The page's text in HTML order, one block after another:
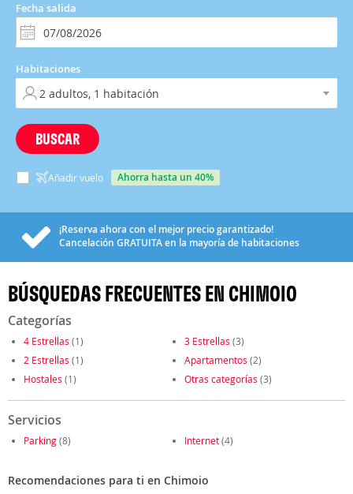
Fecha salida
Habitaciones
BUSCAR
Añadir vuelo ahorra hasta un 40%
¡Reserva ahora con el mejor precio garantizado!
Cancelación GRATUITAen la mayoría de habitaciones
BÚSQUEDAS FRECUENTES EN CHIMOIO
Categorías
4 Estrellas (1) 3 Estrellas (3)
2 Estrellas (1) Apartamentos (2)
Hostales (1) Otras categorías (3)
Servicios
Parking(8) Internet(4)
Recomendaciones para ti en Chimoio